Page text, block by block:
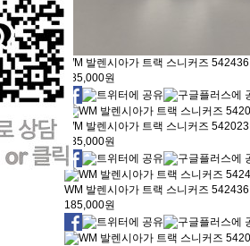
WM 발렌시아가 트랙 스니커즈 542436
185,000원
WM 발렌시아가 트랙 스니커즈 542023
185,000원
WM 발렌시아가 트랙 스니커즈 542436
185,000원